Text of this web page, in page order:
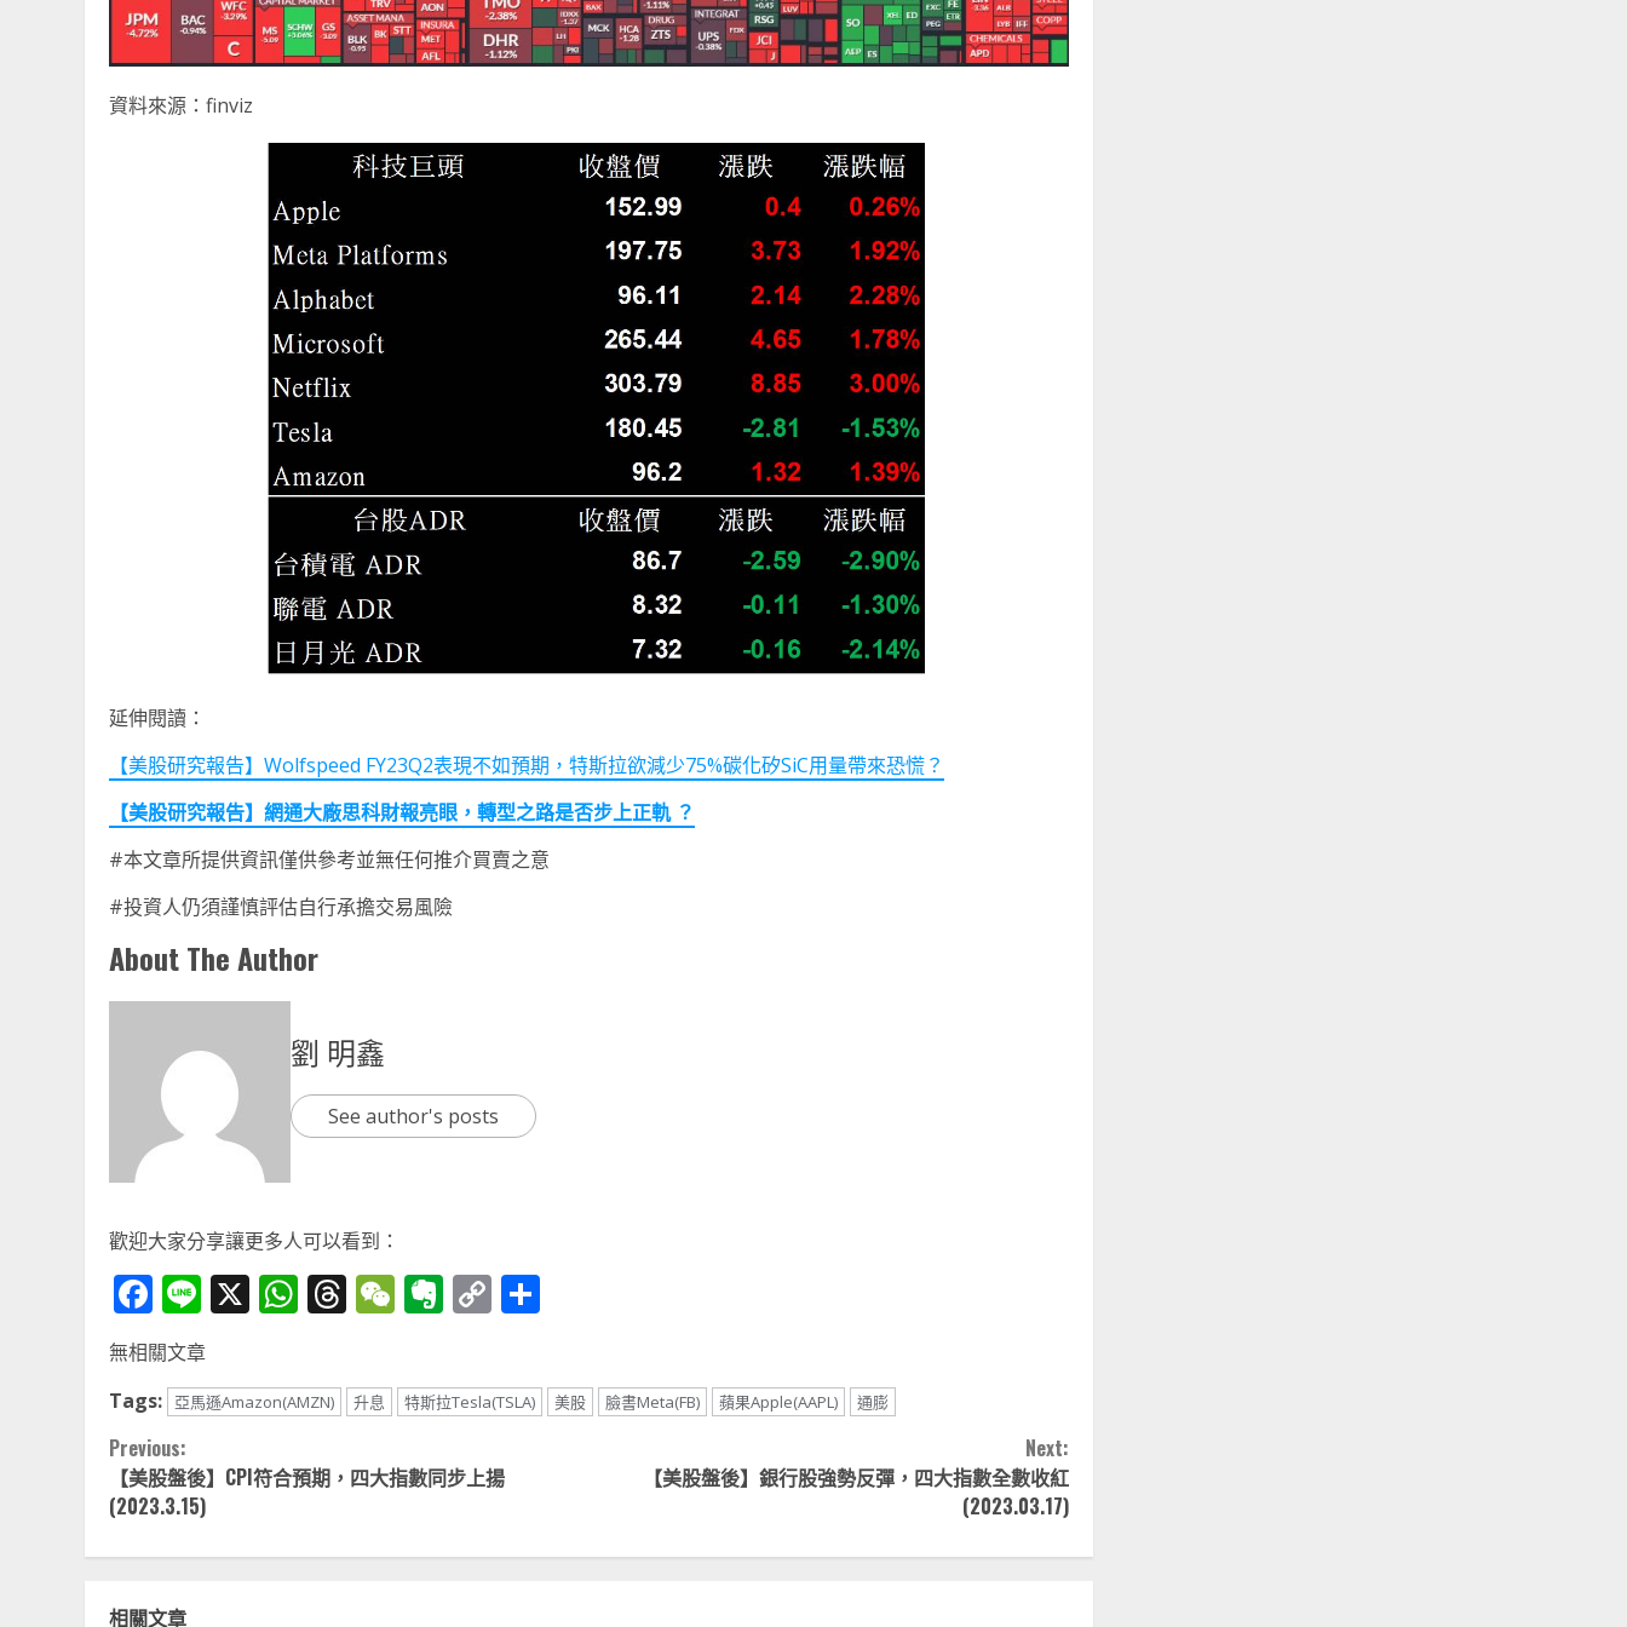
資料來源：finviz
延伸閱讀：
【美股研究報告】Wolfspeed FY23Q2表現不如預期，特斯拉欲減少75%碳化矽SiC用量帶來恐慌？
【美股研究報告】網通大廠思科財報亮眼，轉型之路是否步上正軌 ？
#本文章所提供資訊僅供參考並無任何推介買賣之意
#投資人仍須謹慎評估自行承擔交易風險
About The Author
劉 明鑫
See author's posts
歡迎大家分享讓更多人可以看到：
Facebook
Line
X WhatsApp
Threads
WeChat
Evernote
Copy
無相關文章
Tags:
亞馬遜Amazon(AMZN) 升息 特斯拉Tesla(TSLA) 美股 臉書Meta(FB) 蘋果Apple(AAPL) 通膨
Continue
Reading
Previous:
【美股盤後】CPI符合預期，四大指數同步上揚
(2023.3.15)
Next:
【美股盤後】銀行股強勢反彈，四大指數全數收紅
(2023.03.17)
相關文章